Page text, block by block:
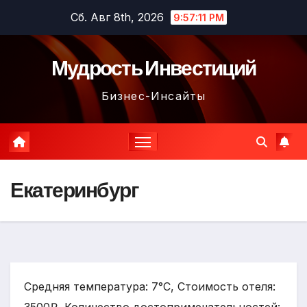
содержимому
Сб. Авг 8th, 2026 9:57:12 PM
Мудрость Инвестиций
Бизнес-Инсайты
Екатеринбург
Средняя температура: 7°C, Стоимость отеля: